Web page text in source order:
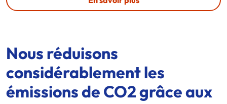
Nous réduisons
considérablement les
émissions de CO2 grâce aux